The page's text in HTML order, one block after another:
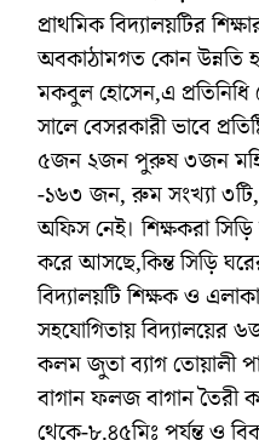
প্রাথমিক বিদ্যালয়টির
অবকাঠামগত কোন উন্নতি
মকবুল হোসেন,এ প্রতিনিধি
সালে বেসরকারী ভাবে
৫জন ২জন পুরুষ ৩জন
-১৬৩ জন, রুম সংখ্যা ৩টি,
অফিস নেই। শিক্ষকরা
করে আসছে,কিন্ত সিড়ি
বিদ্যালয়টি শিক্ষক ও
সহযোগিতায় বিদ্যালয়ের
কলম জুতা ব্যাগ তোয়ালী
বাগান ফলজ বাগান তৈরী
থেকে-৮.৪৫মিঃ পর্যন্ত ও